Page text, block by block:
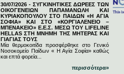
30/07/2026 - ΣΥΓΚΙΝΗΤΙΚΕΣ ΔΩΡΕΕΣ ΤΩΝ
ΟΙΚΟΓΕΝΕΙΩΝ ΠΑΠΑΜΑΝΩΛΗ ΚΑΙ
ΚΥΡΙΑΚΟΠΟΥΛΟΥ ΣΤΟ ΠΑΙΔΩΝ «Η ΑΓΙΑ
ΣΟΦΙΑ» ΚΑΙ ΣΤΟ «ΚΟΡΓΙΑΛΕΝΕΙΟ –
ΜΠΕΝΑΚΕΙΟ» Ε.Ε.Σ. ΜΕΣΩ ΤΟΥ LIFELINE
HELLAS ΣΤΗ ΜΝΗΜΗ ΤΗΣ ΜΗΤΕΡΑΣ ΚΑΙ
ΓΙΑΓΙΑΣ ΤΟΥΣ
Μία θερμοκοιτίδα προσφέρθηκε στο Γενικό
Νοσοκομείο Παίδων « Η Αγία Σοφία» καθώς
και επτά φορεία...
περισσότερα»